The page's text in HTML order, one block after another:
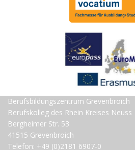
Berufsbildungszentrum Grevenbroich
Berufskolleg des Rhein Kreises Neuss
Bergheimer Str. 53
41515 Grevenbroich
Telefon: +49 (0)2181 6907-0